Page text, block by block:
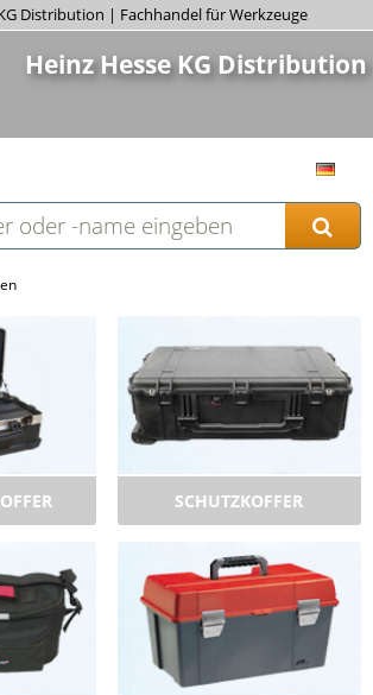
Distribution | Fachhandel für Werkzeuge
Heinz Hesse KG Distribution
SCHUTZKOFFER